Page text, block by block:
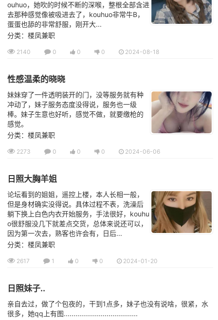
ouhuo，她吹的时候不断的深喉，整根全部含进
去那种感觉像被吸进去了，kouhuo非常牛B，
蛋蛋也舔的非常舒服，刚开大...
分类：楼凤兼职
2140 0 0 0 2024-08-18
性感温柔的晓晓
妹妹穿了一件透明装开的门，没等服务就有种
冲动了，妹子服务态度没得说，服务也一级
棒。妹子生意也好听，感觉不做，就要缴枪的
感觉。
分类：楼凤兼职
2273 0 0 0 2024-06-06
日照大胸羊姐
论坛看到的姐姐，遥控上楼，本人长相一般，
但是身材确实没得说。具体过程不表，洗澡后
躺下换上白色内衣开始服务，手法很好，kouhu
o很舒服没几下就差点交货，总体来说还可以，
因为第一次去，熟客也许会有，日后...
分类：楼凤兼职
2617 1 0 0 2024-01-20
日照妹子..
亲自去过，做了个包夜的，干到1点多，妹子也没有说啥，很紧，水
很多，她qq上有图......................................